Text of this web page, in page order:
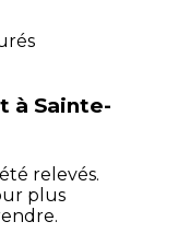
à Sainte-
relevés.
plus